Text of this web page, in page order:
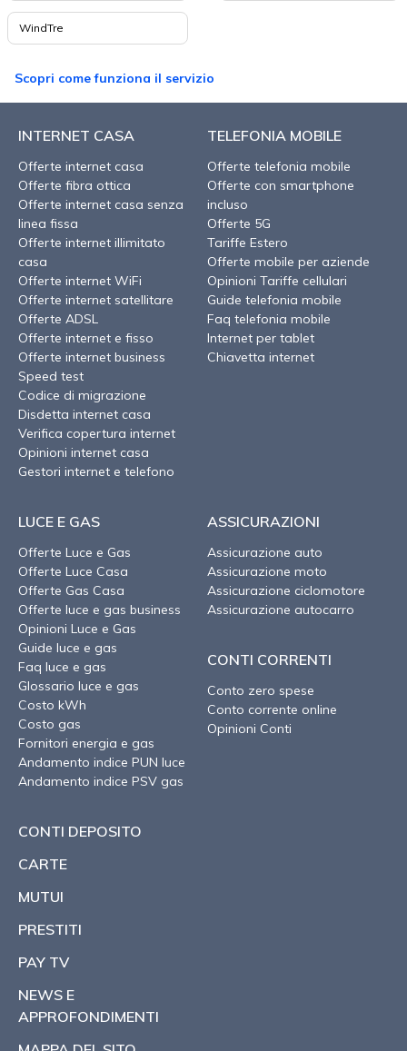
WindTre
Scopri come funziona il servizio
INTERNET CASA
Offerte internet casa
Offerte fibra ottica
Offerte internet casa senza
linea fissa
Offerte internet illimitato
casa
Offerte internet WiFi
Offerte internet satellitare
Offerte ADSL
Offerte internet e fisso
Offerte internet business
Speed test
Codice di migrazione
Disdetta internet casa
Verifica copertura internet
Opinioni internet casa
Gestori internet e telefono
TELEFONIA MOBILE
Offerte telefonia mobile
Offerte con smartphone
incluso
Offerte 5G
Tariffe Estero
Offerte mobile per aziende
Opinioni Tariffe cellulari
Guide telefonia mobile
Faq telefonia mobile
Internet per tablet
Chiavetta internet
LUCE E GAS
Offerte Luce e Gas
Offerte Luce Casa
Offerte Gas Casa
Offerte luce e gas business
Opinioni Luce e Gas
Guide luce e gas
Faq luce e gas
Glossario luce e gas
Costo kWh
Costo gas
Fornitori energia e gas
Andamento indice PUN luce
Andamento indice PSV gas
ASSICURAZIONI
Assicurazione auto
Assicurazione moto
Assicurazione ciclomotore
Assicurazione autocarro
CONTI CORRENTI
Conto zero spese
Conto corrente online
Opinioni Conti
CONTI DEPOSITO
CARTE
MUTUI
PRESTITI
PAY TV
NEWS E
APPROFONDIMENTI